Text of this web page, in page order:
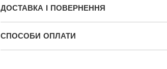
ДОСТАВКА І ПОВЕРНЕННЯ
СПОСОБИ ОПЛАТИ